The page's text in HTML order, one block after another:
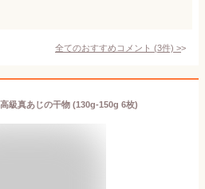
全てのおすすめコメント (3件) >
級真あじの干物 (130g-150g 6枚)